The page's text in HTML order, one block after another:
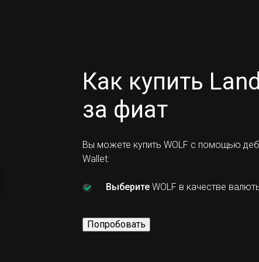
Как купить
за фиат
Вы можете купить WOLF с помощью
Wallet:
ВыберитеWOLF в качестве
Попробовать